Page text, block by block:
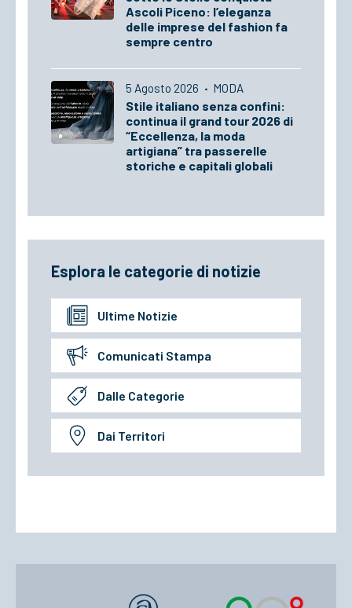
Ascoli Piceno: l’eleganza
delle imprese del fashion fa
sempre centro
5 Agosto 2026 · MODA
Stile italiano senza confini:
continua il grand tour 2026 di
“Eccellenza, la moda
artigiana” tra passerelle
storiche e capitali globali
Esplora le categorie di notizie
Ultime Notizie
Comunicati Stampa
Dalle Categorie
Dai Territori